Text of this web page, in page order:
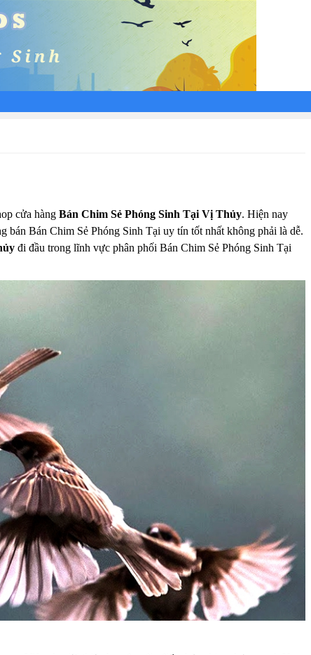
cửa hàng Bán Chim Sẻ Phóng Sinh Tại Vị Thủy. Hiện nay
bán Bán Chim Sẻ Phóng Sinh Tại uy tín tốt nhất không phải là dễ.
đi đầu trong lĩnh vực phân phối Bán Chim Sẻ Phóng Sinh Tại